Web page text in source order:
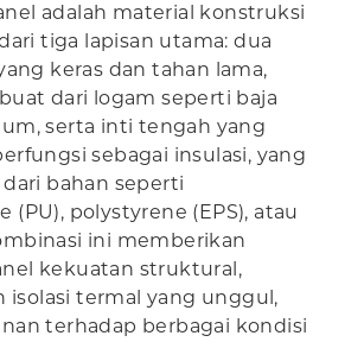
adalah material konstruksi
tiga lapisan utama: dua
keras dan tahan lama,
dari logam seperti baja
serta inti tengah yang
sebagai insulasi, yang
bahan seperti
(PU), polystyrene (EPS), atau
ini memberikan
kekuatan struktural,
isolasi termal yang unggul,
terhadap berbagai kondisi